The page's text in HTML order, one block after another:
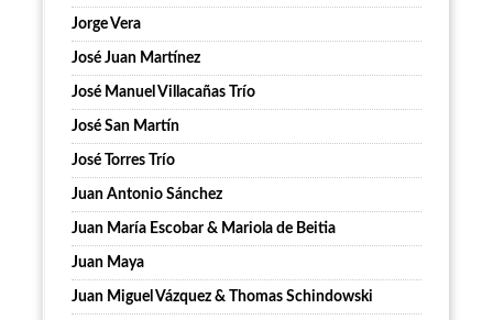
Jorge Vera
José Juan Martínez
José Manuel Villacañas Trío
José San Martín
José Torres Trío
Juan Antonio Sánchez
Juan María Escobar & Mariola de Beitia
Juan Maya
Juan Miguel Vázquez & Thomas Schindowski